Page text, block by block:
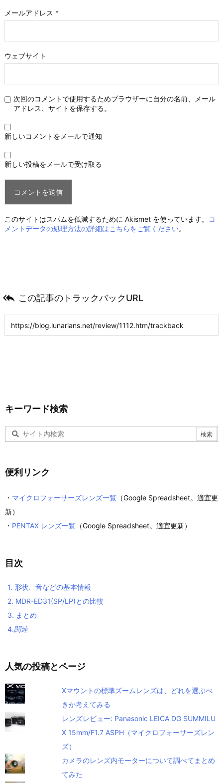
メールアドレス *
ウェブサイト
次回のコメントで使用するためブラウザーに自分の名前、メール
アドレス、サイトを保存する。
新しいコメントをメールで通知
新しい投稿をメールで受け取る
このサイトはスパムを低減するために Akismet を使っています。
コ
メントデータの処理方法の詳細はこちらをご覧ください。
 この記事のトラックバックURL
キーワード検索
便利リンク
・ マイクロフォーサーズレンズ一覧 （Google Spreadsheet。適宜更
新）
・ PENTAX レンズ一覧 （Google Spreadsheet。適宜更新）
目次
1. 形状、音などの基本情報
2. MDR-ED31(SP/LP)との比較
3. まとめ
4.関連
人気の投稿とページ
Xマウントの標準ズームレンズは、どれを選ぶべ
きか考えてみる
レンズレビュー: Panasonic LEICA DG SUMMILU
X 15mm/F1.7 ASPH（マイクロフォーサーズレン
ズ）
カメラのレンズ内モーターについて調べてまとめ
てみた